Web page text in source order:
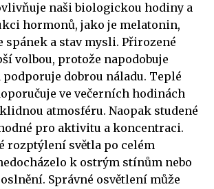
naši biologickou hodiny a
hormonů, jako je melatonin,
a stav mysli. Přirozené
volbou, protože napodobuje
dobrou náladu. Teplé
ve večerních hodinách
atmosféru. Naopak studené
pro aktivitu a koncentraci.
rozptýlení světla po celém
k ostrým stínům nebo
Správné osvětlení může